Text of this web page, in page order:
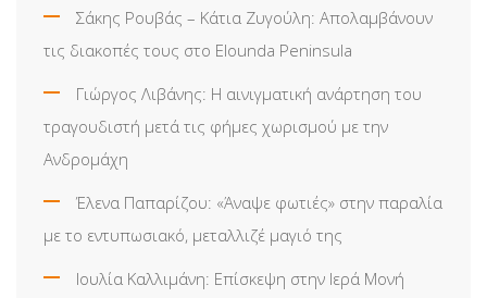
Σάκης Ρουβάς – Κάτια Ζυγούλη: Απολαμβάνουν
τις διακοπές τους στο Elounda Peninsula
Γιώργος Λιβάνης: Η αινιγματική ανάρτηση του
τραγουδιστή μετά τις φήμες χωρισμού με την
Ανδρομάχη
Έλενα Παπαρίζου: «Άναψε φωτιές» στην παραλία
με το εντυπωσιακό, μεταλλιζέ μαγιό της
Ιουλία Καλλιμάνη: Επίσκεψη στην Ιερά Μονή